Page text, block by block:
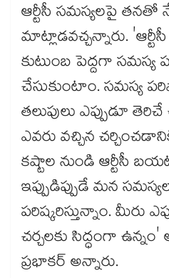
ఆర్టీసీ సమస్యలపై తనతో
మాట్లాడవచ్చన్నారు.
కుటుంబ పెద్దగా సమస్య
చేసుకుంటాం. సమస్య
తలుపులు ఎప్పుడూ
ఎవరు వచ్చిన
కష్టాల నుండి ఆర్టీసీ
ఇప్పుడిప్పుడే మన
పరిష్కరిస్తున్నాం. మీరు
చర్చలకు సిద్ధంగా
ప్రభాకర్ అన్నారు.